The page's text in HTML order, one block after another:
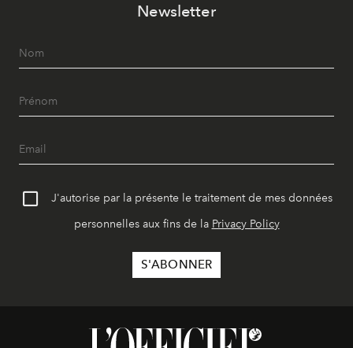
Newsletter
J'autorise par la présente le traitement de mes données
personnelles aux fins de la Privacy Policy